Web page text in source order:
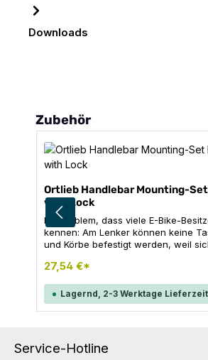
Downloads
Produktgalerie überspringen
Zubehör
Ortlieb Handlebar Mounting-
with Lock
Ein Problem, dass viele E-Bike-
kennen: Am Lenker können keine
und Körbe befestigt werden, weil
ORTLIEB Montageset E-Bike schafft
versetzt werden muss. Der
Adapter wird mit der bewährten
von ORTLIEB Lenkertaschen und
Kombination mit E-Bike-Displays und
27,54 €*
Lagernd, 2-3 Werktage Lieferzeit
Service-Hotline